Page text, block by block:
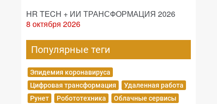
HR TECH + ИИ ТРАНСФОРМАЦИЯ 2026
8 октября 2026
Популярные теги
Эпидемия коронавируса
Цифровая трансформация
Удаленная работа
Рунет
Робототехника
Облачные сервисы